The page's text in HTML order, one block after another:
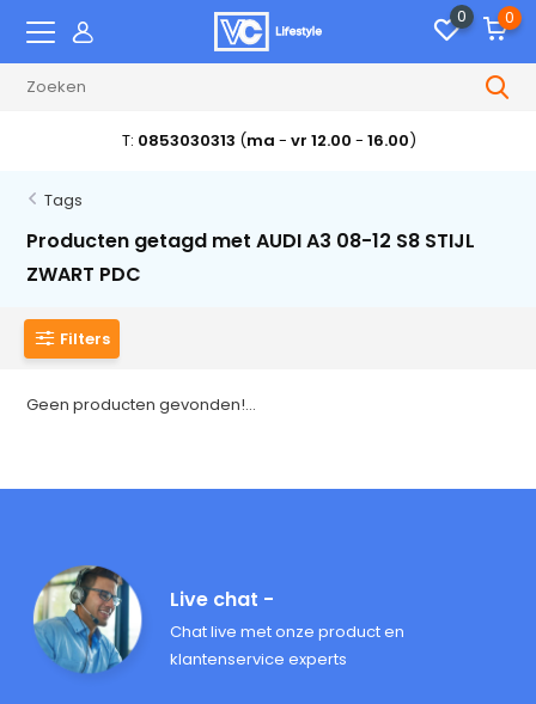
0 0
T: 0853030313 (ma - vr 12.00 - 16.00)
Tags
Producten getagd met AUDI A3 08-12 S8 STIJL
ZWART PDC
Filters
Geen producten gevonden!...
Live chat -
Chat live met onze product en
klantenservice experts